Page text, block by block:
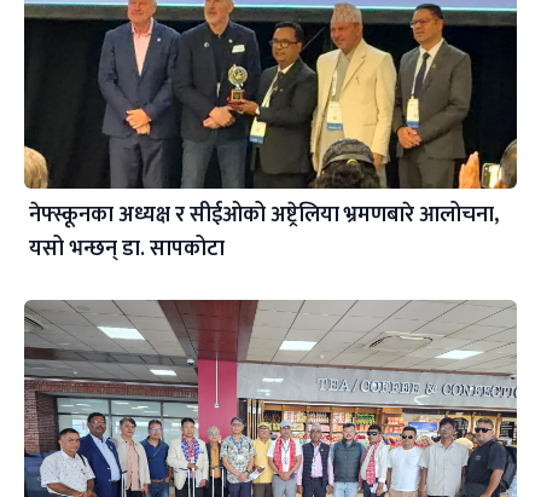
नेफ्स्कूनका अध्यक्ष र सीईओको अष्ट्रेलिया भ्रमणबारे आलोचना,
यसो भन्छन् डा‍. सापकोटा